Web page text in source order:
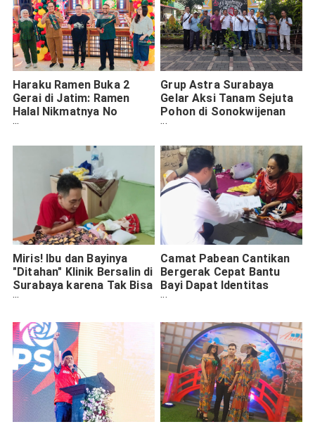
Haraku Ramen Buka 2
Gerai di Jatim: Ramen
Halal Nikmatnya No
Debat, Mulai Rp30 Ribuan
Grup Astra Surabaya
Gelar Aksi Tanam Sejuta
Pohon di Sonokwijenan
Surabaya
Miris! Ibu dan Bayinya
"Ditahan" Klinik Bersalin di
Surabaya karena Tak Bisa
Bayar Biaya Persalinan
Camat Pabean Cantikan
Bergerak Cepat Bantu
Bayi Dapat Identitas
Kependudukan Setelah